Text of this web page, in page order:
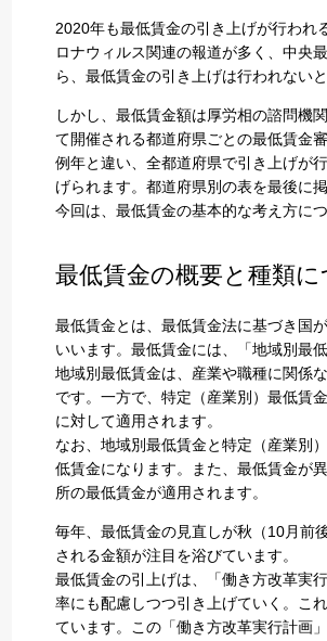
2020年も最低賃金の引き上げが行われ
ロナウィルス関連の報道が多く、中央
ら、最低賃金の引き上げは行われない
しかし、最低賃金額は厚労相の諮問機
て開催される都道府県ごとの最低賃金
例年と違い、全都道府県で引き上げが
げられます。都道府県別の表を最後に
今回は、最低賃金の基本的な考え方に
最低賃金の概要と種類に
最低賃金とは、最低賃金法に基づき国
いいます。最低賃金には、「地域別最
地域別最低賃金は、産業や職種に関係
です。一方で、特定（産業別）最低賃
に対して適用されます。
なお、地域別最低賃金と特定（産業別
低賃金になります。また、最低賃金が
所の最低賃金が適用されます。
毎年、最低賃金の見直しが秋（10月前
される金額が注目を浴びています。
最低賃金の引上げは、「働き方改革実
率にも配慮しつつ引き上げていく。こ
ています。この「働き方改革実行計画